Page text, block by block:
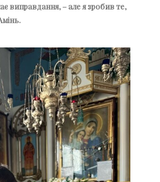
виправдання, – але я зробив те,